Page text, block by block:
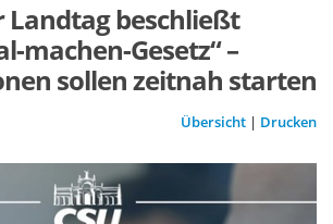
Landtag beschließt
machen-Gesetz“ –
sollen zeitnah starten
Übersicht | Drucken